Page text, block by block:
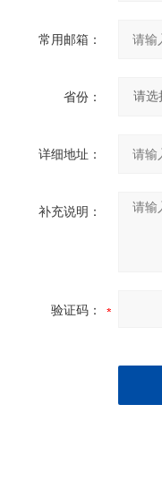
常用邮箱：
省份：
详细地址：
补充说明：
验证码：